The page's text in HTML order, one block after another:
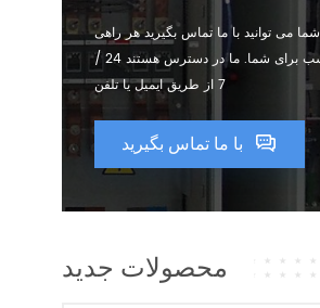
شما می توانید با ما تماس بگیرید هر راهی
مناسب برای شما. ما در دسترس هستند 24 /
7 از طریق ایمیل یا تلفن
با ما تماس بگیرید
محصولات جدید